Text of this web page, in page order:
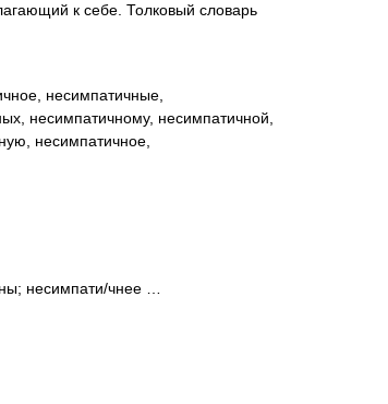
к себе. Толковый словарь
несимпатичные,
несимпатичному, несимпатичной,
несимпатичное,
несимпати/чнее …